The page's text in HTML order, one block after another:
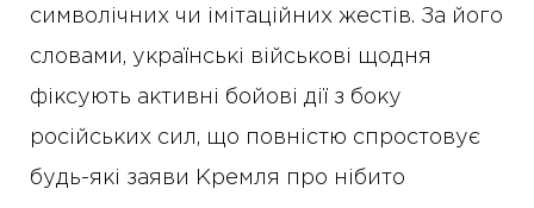
символічних чи імітаційних жестів. За його
словами, українські військові щодня
фіксують активні бойові дії з боку
російських сил, що повністю спростовує
будь-які заяви Кремля про нібито